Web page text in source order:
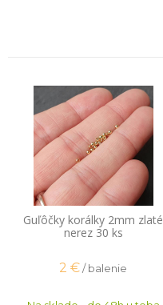
Guľôčky korálky 2mm zlaté
nerez 30 ks
2 €/ balenie